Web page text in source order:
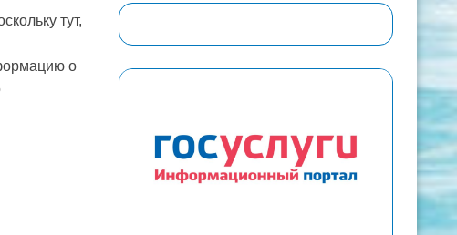
тут,
о